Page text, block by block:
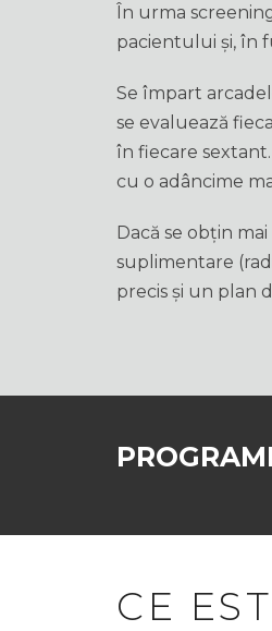
În urma
pacientului și, în
Se împart
se evaluează
în fiecare
cu o adâncime
Dacă se obțin
suplimentare
precis și un plan
CE